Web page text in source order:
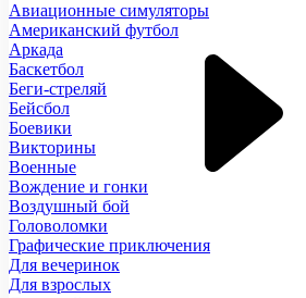
Авиационные симуляторы
Американский футбол
Аркада
Баскетбол
Беги-стреляй
Бейсбол
Боевики
Викторины
Военные
Вождение и гонки
Воздушный бой
Головоломки
Графические приключения
Для вечеринок
Для взрослых